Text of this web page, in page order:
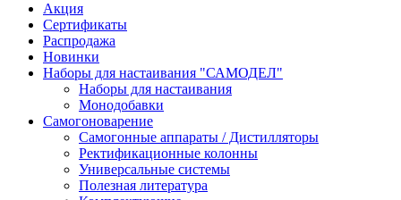
Акция
Сертификаты
Распродажа
Новинки
Наборы для настаивания "САМОДЕЛ"
Наборы для настаивания
Монодобавки
Самогоноварение
Самогонные аппараты / Дистилляторы
Ректификационные колонны
Универсальные системы
Полезная литература